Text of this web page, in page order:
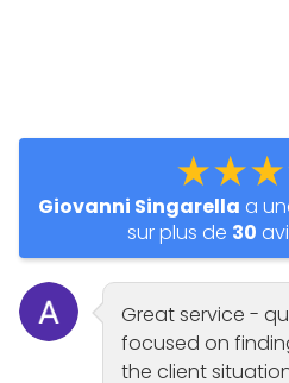
Giovanni Singarella a
sur plus de 30
Great service -
focused on
the client